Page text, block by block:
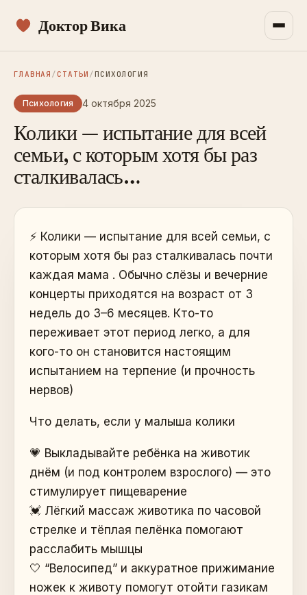
Доктор Вика
ГЛАВНАЯ /СТАТЬИ /ПСИХОЛОГИЯ
Психология 4 октября 2025
Колики — испытание для всей
семьи, с которым хотя бы раз
сталкивалась…
⚡️ Колики — испытание для всей семьи, с
которым хотя бы раз сталкивалась почти
каждая мама . Обычно слёзы и вечерние
концерты приходятся на возраст от 3
недель до 3–6 месяцев. Кто-то
переживает этот период легко, а для
кого-то он становится настоящим
испытанием на терпение (и прочность
нервов)
Что делать, если у малыша колики
💗 Выкладывайте ребёнка на животик
днём (и под контролем взрослого) — это
стимулирует пищеварение
💓 Лёгкий массаж животика по часовой
стрелке и тёплая пелёнка помогают
расслабить мышцы
🤍 “Велосипед” и аккуратное прижимание
ножек к животу помогут отойти газикам